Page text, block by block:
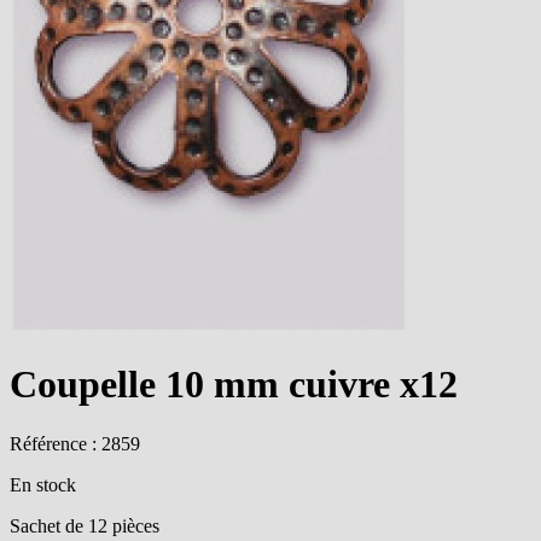
Coupelle 10 mm cuivre x12
Référence : 2859
En stock
Sachet de 12 pièces